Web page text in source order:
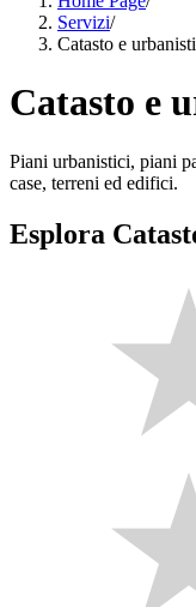
Servizi/
Catasto e
Catasto e
Piani urbanistici, piani
case, terreni ed edifici.
Esplora